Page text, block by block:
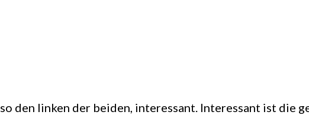
den linken der beiden, interessant. Interessant ist die